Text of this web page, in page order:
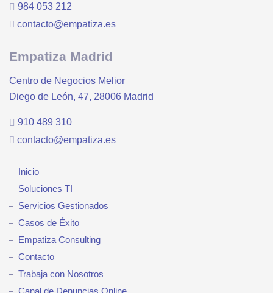
984 053 212
contacto@empatiza.es
Empatiza Madrid
Centro de Negocios Melior
Diego de León, 47, 28006 Madrid
910 489 310
contacto@empatiza.es
Inicio
Soluciones TI
Servicios Gestionados
Casos de Éxito
Empatiza Consulting
Contacto
Trabaja con Nosotros
Canal de Denuncias Online